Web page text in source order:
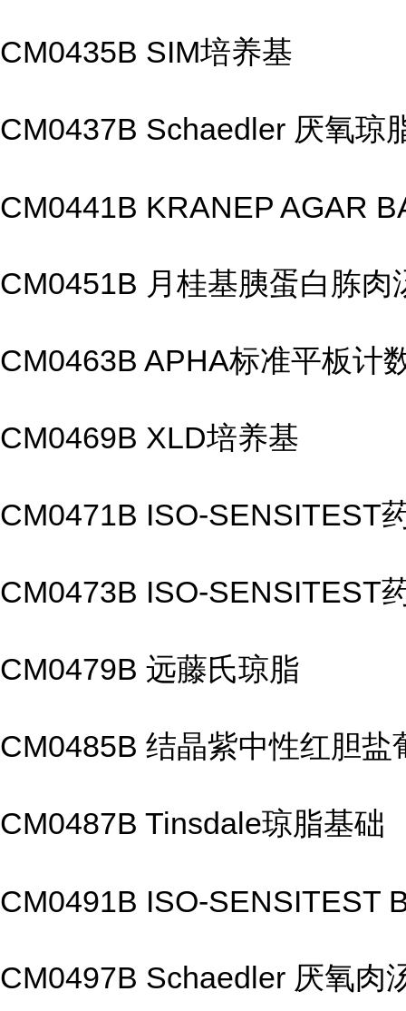
CM0435B SIM培养基
CM0437B Schaedler 厌氧琼
CM0441B KRANEP AGAR
CM0451B 月桂基胰蛋白胨
CM0463B APHA标准平板计
CM0469B XLD培养基
CM0471B ISO-SENSITEST
CM0473B ISO-SENSITEST
CM0479B 远藤氏琼脂
CM0485B 结晶紫中性红胆盐
CM0487B Tinsdale琼脂基础
CM0491B ISO-SENSITEST
CM0497B Schaedler 厌氧肉